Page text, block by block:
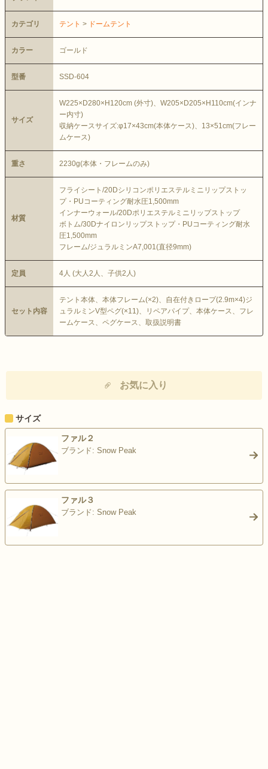
カテゴリ テント > ドームテント
カラー ゴールド
型番 SSD-604
サイズ
W225×D280×H120cm (外寸)、W205×D205×H110cm(インナ
ー内寸)
収納ケースサイズ:φ17×43cm(本体ケース)、13×51cm(フレー
ムケース)
重さ 2230g(本体・フレームのみ)
材質
フライシート/20Dシリコンポリエステルミニリップストッ
プ・PUコーティング耐水圧1,500mm
インナーウォール/20Dポリエステルミニリップストップ
ボトム/30Dナイロンリップストップ・PUコーティング耐水
圧1,500mm
フレーム/ジュラルミンA7,001(直径9mm)
定員 4人 (大人2人、子供2人)
セット内容
テント本体、本体フレーム(×2)、自在付きロープ(2.9m×4)ジ
ュラルミンV型ペグ(×11)、リペアパイプ、本体ケース、フレ
ームケース、ペグケース、取扱説明書
お気に入り
サイズ
ファル２
ブランド: Snow Peak
ファル３
ブランド: Snow Peak